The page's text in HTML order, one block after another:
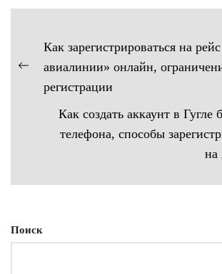
Навигация
по
записям
Предыдущая
запись:
Как зарегистрироваться на
авиалинии» онлайн,
регистрации
Как создать аккаунт в Гугле
телефона, способы
на
Поиск